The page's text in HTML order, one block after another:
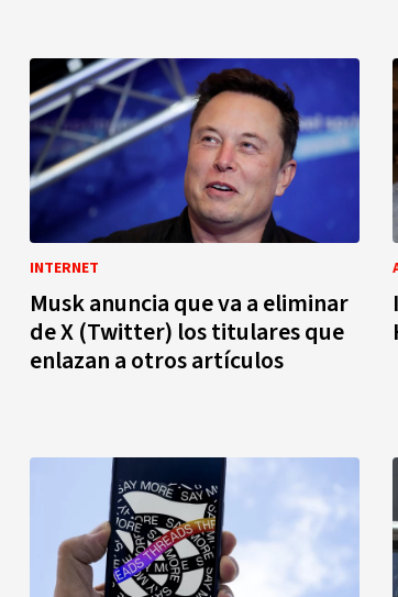
INTERNET
Musk anuncia que va a eliminar
de X (Twitter) los titulares que
enlazan a otros artículos